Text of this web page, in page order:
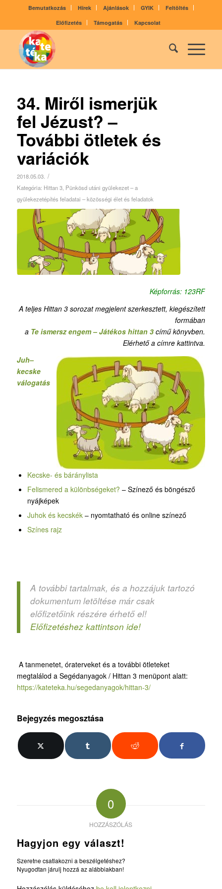
Bemutatkozás Hírek Ajánlások GYIK
Feltöltés
Előfizetés
Támogatás Kapcsolat
34. Miről ismerjük
fel Jézust? –
További ötletek és
variációk
2018.05.03. /
Kategória: Hittan 3, Pünkösd utáni gyülekezet – a
gyülekezetépítés feladatai – közösségi élet és feladatok
Képforrás: 123RF
A teljes Hittan 3 sorozat megjelent szerkesztett, kiegészített
formában
a Te ismersz engem – Játékos hittan 3 című könyvben.
Elérhető a címre kattintva.
Juh–
kecske
válogatás
Kecske- és báránylista
Felismered a különbségeket? – Színező és böngésző
nyájképek
Juhok és kecskék – nyomtatható és online színező
Színes rajz
A további tartalmak, és a hozzájuk tartozó
dokumentum letöltése már csak
előfizetőink részére érhető el!
Előfizetéshez kattintson ide!
A tanmenetet, óraterveket és a további ötleteket
megtalálod a Segédanyagok / Hittan 3 menüpont alatt:
https://kateteka.hu/segedanyagok/hittan-3/
Bejegyzés megosztása
0
HOZZÁSZÓLÁS
Hagyjon egy választ!
Szeretne csatlakozni a beszélgetéshez?
Nyugodtan járulj hozzá az alábbiakban!